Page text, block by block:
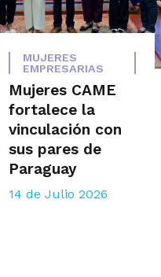
MUJERES
EMPRESARIAS
Mujeres CAME
fortalece la
vinculación con
sus pares de
Paraguay
14 de Julio 2026